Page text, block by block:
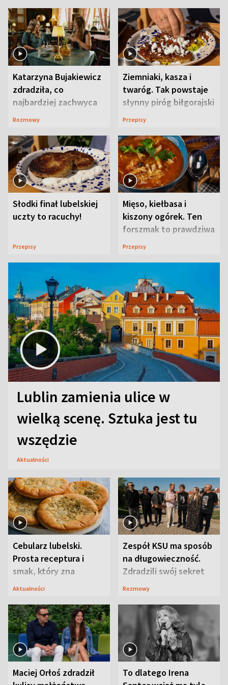
Katarzyna Bujakiewicz
zdradziła, co
najbardziej zachwyca
ją w Lublinie
Rozmowy
Ziemniaki, kasza i
twaróg. Tak powstaje
słynny piróg biłgorajski
Przepisy
Słodki finał lubelskiej
uczty to racuchy!
Przepisy
Mięso, kiełbasa i
kiszony ogórek. Ten
forszmak to prawdziwa
uczta
Przepisy
Lublin zamienia ulice w
wielką scenę. Sztuka jest tu
wszędzie
Aktualności
Cebularz lubelski.
Prosta receptura i
smak, który zna
Lubelszczyzna
Aktualności
Zespół KSU ma sposób
na długowieczność.
Zdradzili swój sekret
Rozmowy
Maciej Orłoś zdradził
To dlatego Irena